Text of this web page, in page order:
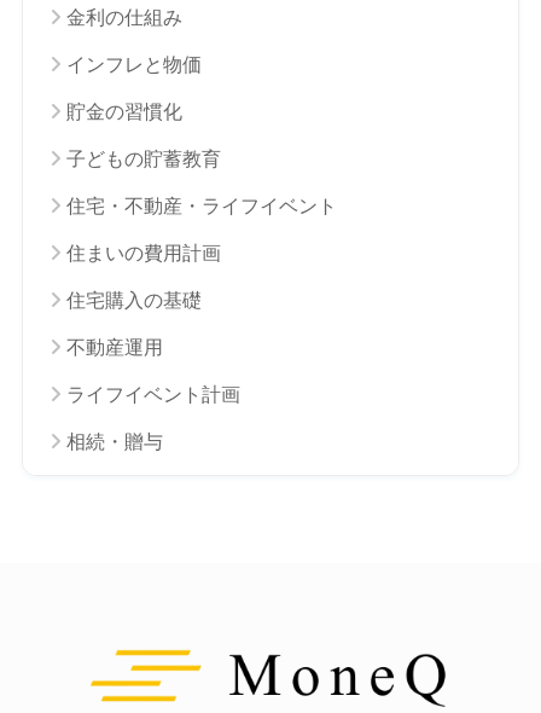
金利の仕組み
インフレと物価
貯金の習慣化
子どもの貯蓄教育
住宅・不動産・ライフイベント
住まいの費用計画
住宅購入の基礎
不動産運用
ライフイベント計画
相続・贈与